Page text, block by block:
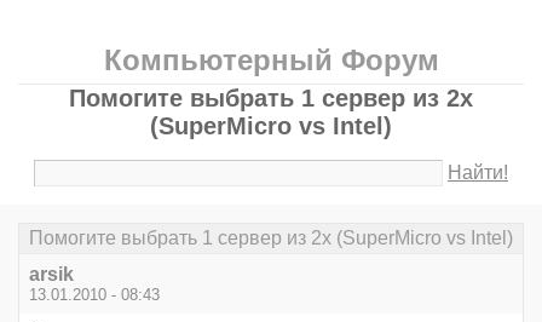
Компьютерный Форум
Помогите выбрать 1 сервер из 2х
(SuperMicro vs Intel)
Найти!
Помогите выбрать 1 сервер из 2х (SuperMicro vs Intel)
arsik
13.01.2010 - 08:43